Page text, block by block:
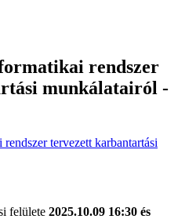
rendszer
munkálatairól -
felülete 2025.10.09 16:30 és